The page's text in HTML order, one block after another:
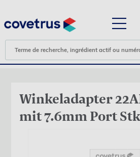
Winkeladapter
mit 7.6mm Port